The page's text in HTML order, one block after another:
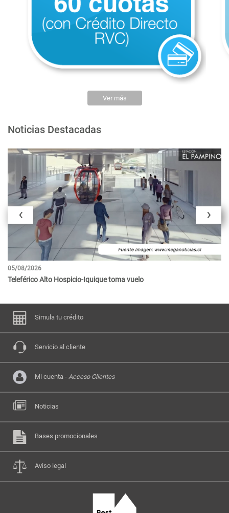
Ver más
Noticias Destacadas
05/08/2026
Teleférico Alto Hospicio-Iquique toma vuelo
‹ ›
Simula tu crédito
Servicio al cliente
Mi cuenta - Acceso Clientes
Noticias
Bases promocionales
Aviso legal